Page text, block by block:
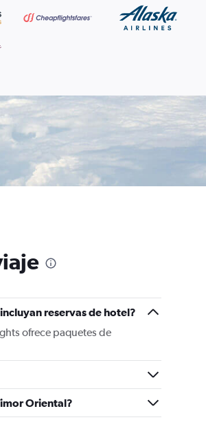
reservas de hotel?
ofrece paquetes de
Oriental?